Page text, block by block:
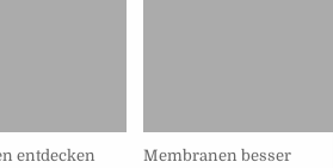
entdecken
Membranen besser